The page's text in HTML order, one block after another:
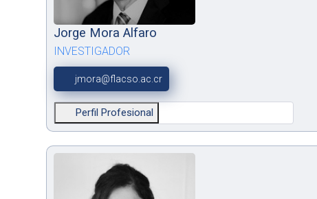
Jorge Mora Alfaro
INVESTIGADOR
jmora@flacso.ac.cr
Perfil Profesional